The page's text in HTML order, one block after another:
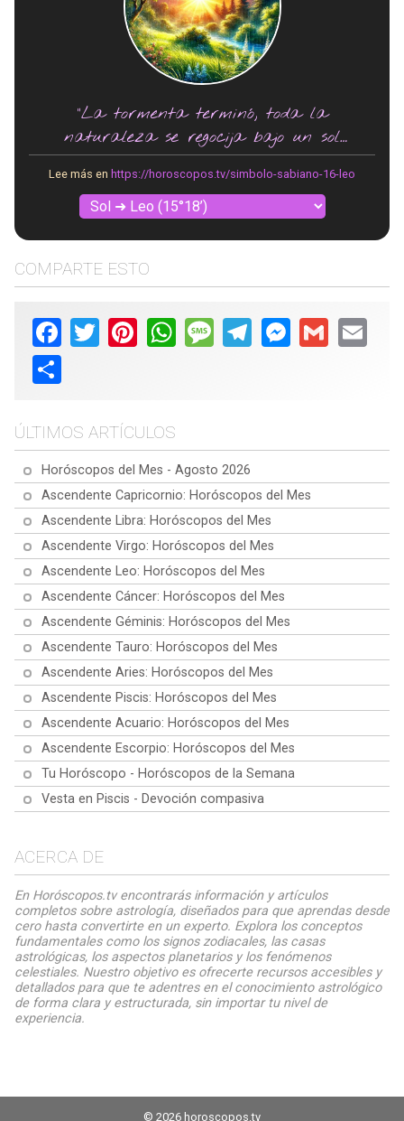
"La tormenta terminó, toda la
naturaleza se regocija bajo un sol
brillante."
Lee más en https://horoscopos.tv/simbolo-sabiano-16-leo
COMPARTE ESTO
Facebook
Twitter PinterestWhatsAppMessageTelegramMessenger
Gmail Email
Share
ÚLTIMOS ARTÍCULOS
Horóscopos del Mes - Agosto 2026
Ascendente Capricornio: Horóscopos del Mes
Ascendente Libra: Horóscopos del Mes
Ascendente Virgo: Horóscopos del Mes
Ascendente Leo: Horóscopos del Mes
Ascendente Cáncer: Horóscopos del Mes
Ascendente Géminis: Horóscopos del Mes
Ascendente Tauro: Horóscopos del Mes
Ascendente Aries: Horóscopos del Mes
Ascendente Piscis: Horóscopos del Mes
Ascendente Acuario: Horóscopos del Mes
Ascendente Escorpio: Horóscopos del Mes
Tu Horóscopo - Horóscopos de la Semana
Vesta en Piscis - Devoción compasiva
ACERCA DE
En Horóscopos.tv encontrarás información y artículos
completos sobre astrología, diseñados para que aprendas desde
cero hasta convertirte en un experto. Explora los conceptos
fundamentales como los signos zodiacales, las casas
astrológicas, los aspectos planetarios y los fenómenos
celestiales. Nuestro objetivo es ofrecerte recursos accesibles y
detallados para que te adentres en el conocimiento astrológico
de forma clara y estructurada, sin importar tu nivel de
experiencia.
© 2026 horoscopos.tv